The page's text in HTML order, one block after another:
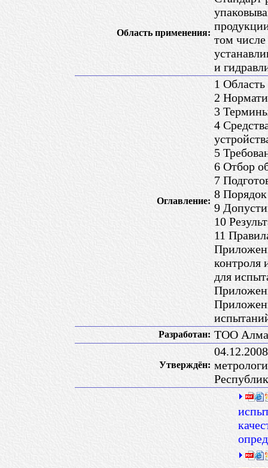
Область применения:
том
и
Оглавление:
1
2
3
4
5
6 Отбор
7
8
9
10
11
контроля
для
Разработан: ТОО
Утверждён: